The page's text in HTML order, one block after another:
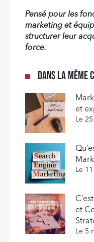
Pensé pour les
marketing et
structurer leur
force.
Dans la même
et
Le
Le
et
Le 5